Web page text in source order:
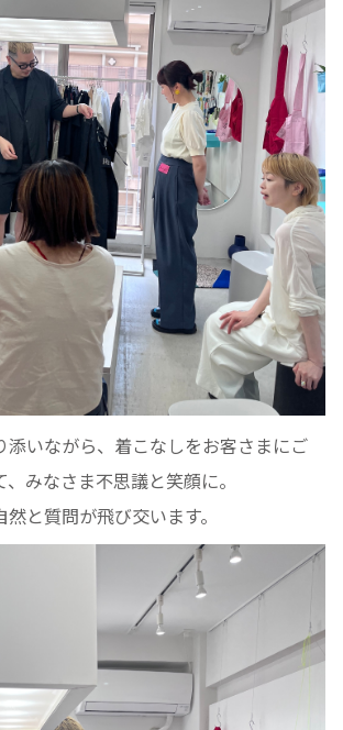
添いながら、着こなしをお客さまにご
みなさま不思議と笑顔に。
と質問が飛び交います。